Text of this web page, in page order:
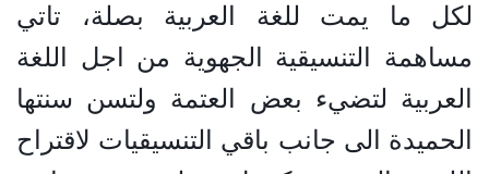
لكل ما يمت للغة العربية بصلة، تاتي
مساهمة التنسيقية الجهوية من اجل اللغة
العربية لتضيء بعض العتمة ولتسن سنتها
الحميدة الى جانب باقي التنسيقيات لاقتراح